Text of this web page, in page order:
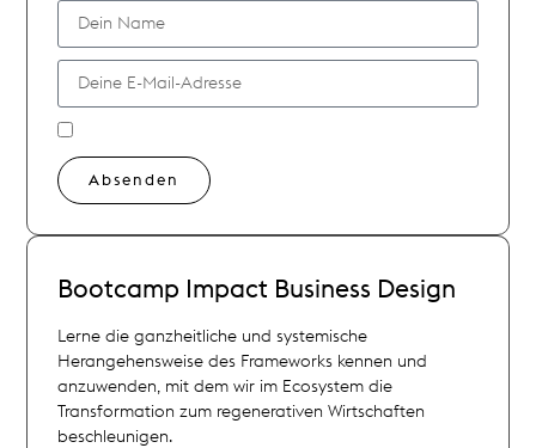
Absenden
Bootcamp Impact Business Design
Lerne die ganzheitliche und systemische
Herangehensweise des Frameworks kennen und
anzuwenden, mit dem wir im Ecosystem die
Transformation zum regenerativen Wirtschaften
beschleunigen.